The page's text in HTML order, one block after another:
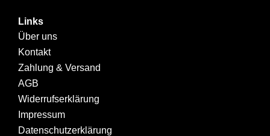
Links
Über uns
Kontakt
Zahlung & Versand
AGB
Widerrufserklärung
Impressum
Datenschutzerklärung